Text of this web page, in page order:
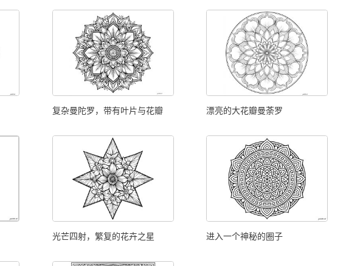
复杂曼陀罗，带有叶片与花瓣 漂亮的大花瓣曼荼罗
光芒四射，繁复的花卉之星 进入一个神秘的圈子